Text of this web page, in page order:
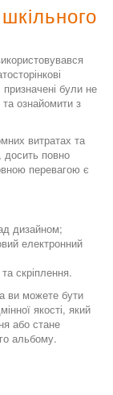
призначені були не
ознайомити з
витратах та
досить повно
перевагою є
дизайном;
електронний
скріплення.
ви можете бути
якості, який
або стане
альбому.